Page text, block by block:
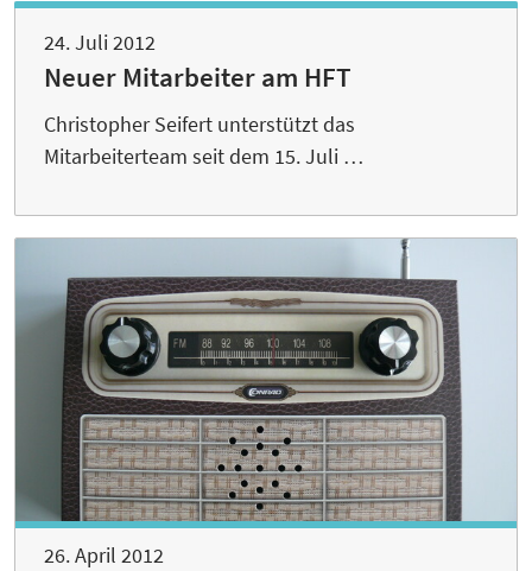
24. Juli 2012
Neuer Mitarbeiter am HFT
Christopher Seifert unterstützt das
Mitarbeiterteam seit dem 15. Juli …
26. April 2012